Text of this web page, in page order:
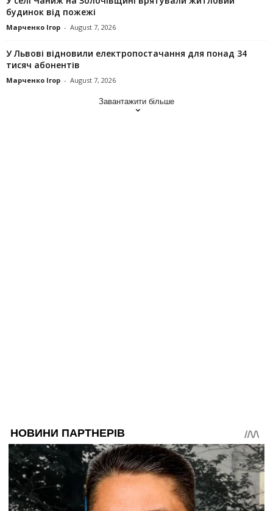
будинок від пожежі
Марченко Ігор - August 7, 2026
У Львові відновили електропостачання для понад 34
тисяч абонентів
Марченко Ігор - August 7, 2026
Завантажити більше